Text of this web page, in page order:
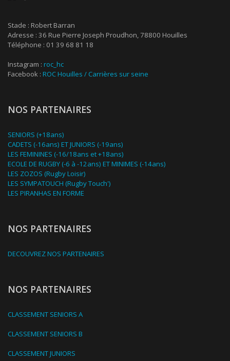
Stade : Robert Barran
Adresse : 36 Rue Pierre Joseph Proudhon, 78800 Houilles
Téléphone : 01 39 68 81 18
Instagram : roc_hc
Facebook : ROC Houilles / Carrières sur seine
NOS PARTENAIRES
SENIORS (+18ans)
CADETS (-16ans) ET JUNIORS (-19ans)
LES FEMININES (-16/18ans et +18ans)
ECOLE DE RUGBY (-6 à -12ans) ET MINIMES (-14ans)
LES ZOZOS (Rugby Loisir)
LES SYMPATOUCH (Rugby Touch')
LES PIRANHAS EN FORME
NOS PARTENAIRES
DECOUVREZ NOS PARTENAIRES
NOS PARTENAIRES
CLASSEMENT SENIORS A
CLASSEMENT SENIORS B
CLASSEMENT JUNIORS